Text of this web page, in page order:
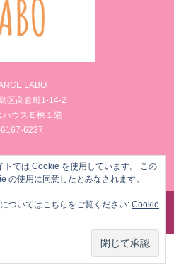
LABO
区高倉町1-14-2
ハウスＥ棟１階
6237
ースでメンテナンス ORANGE LABO . All Rights
トでは Cookie を使用しています。 この
の使用に同意したとみなされます。
ついてはこちらをご覧ください: Cookie